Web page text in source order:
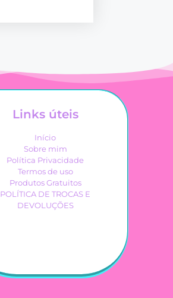
Links úteis
Início
Sobre mim
Política Privacidade
Termos de uso
Produtos Gratuitos
POLÍTICA DE TROCAS E
DEVOLUÇÕES